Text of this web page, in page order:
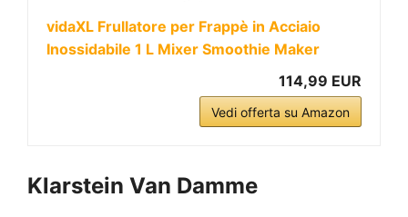
vidaXL Frullatore per Frappè in Acciaio
Inossidabile 1 L Mixer Smoothie Maker
114,99 EUR
Vedi offerta su Amazon
Klarstein Van Damme